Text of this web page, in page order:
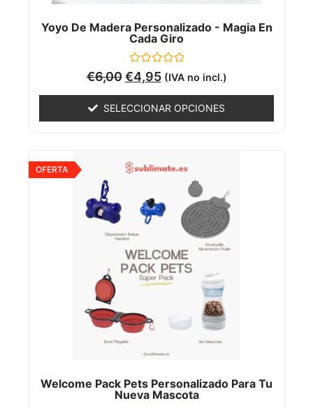
Yoyo De Madera Personalizado - Magia En
Cada Giro
Valorado
con
5
€6,00 €4,95 (IVA no incl.)
SELECCIONAR OPCIONES
Welcome Pack Pets Personalizado Para Tu
Nueva Mascota
OFERTA